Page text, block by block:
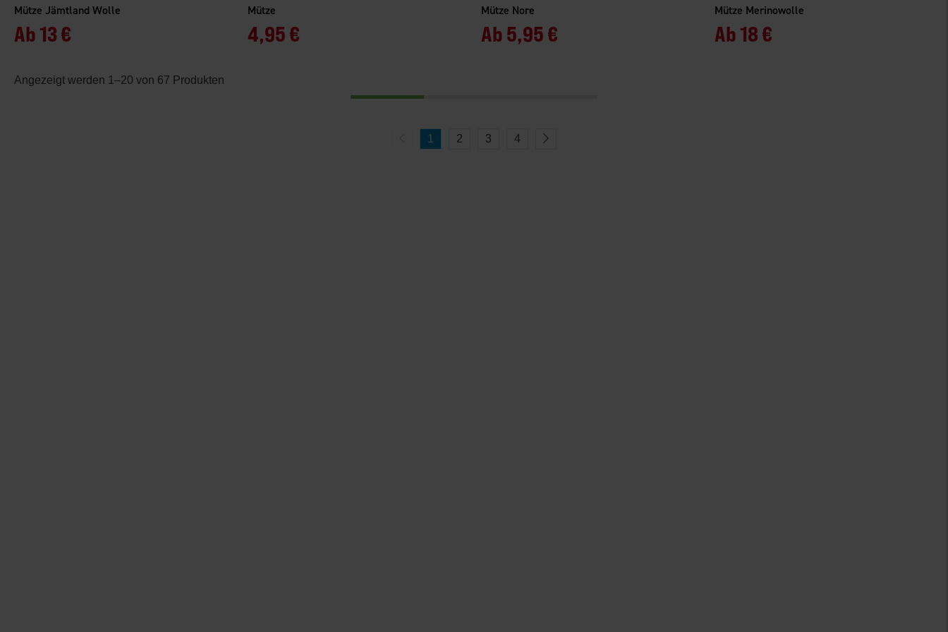
Mütze Jämtland Wolle
Ab13 €
Mütze
4,95 €
Mütze Nore
Ab5,95 €
Mütze Merinowolle
Ab18 €
Angezeigt werden 1–20 von 67 Produkten
1 2 3 4